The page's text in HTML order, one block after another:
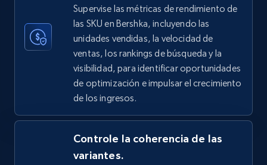
667+ Comenzar ahora
TikTok Shop - category
URL, Title, Available, Description, Currency, Initial
price, Final price, Discount percent, and more.
667+ Comenzar ahora
Supervise las métricas de rendimiento de
las SKU en Bershka, incluyendo las
unidades vendidas, la velocidad de
ventas, los rankings de búsqueda y la
visibilidad, para identificar oportunidades
de optimización e impulsar el crecimiento
de los ingresos.
Controle la coherencia de las
variantes.